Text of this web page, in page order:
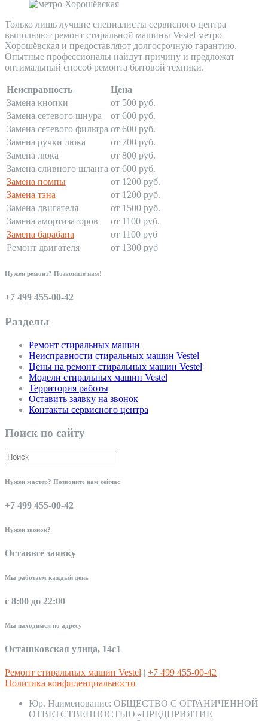
Только лишь лучшие специалисты сервисного центра
выполняют ремонт стиральной машины Vestel метро
Хорошёвская и предоставляют долгосрочную гарантию.
Опытные профессионалы найдут причину и предложат
оптимальный способ ремонта бытовой техники.
Неисправность
Цена
Замена кнопки
от 500 руб.
Замена сетевого шнура
от 600 руб.
Замена сетевого фильтра от 600 руб.
Замена ручки люка
от 700 руб.
Замена люка
от 800 руб.
Замена сливного шланга от 600 руб.
Замена помпы
от 1200 руб.
Замена тэна
от 1200 руб.
Замена двигателя
от 1500 руб.
Замена амортизаторов
от 1100 руб.
Замена барабана
от 1100 руб
Ремонт двигателя
от 1300 руб
Нужен ремонт? Позвоните нам!
+7 499 455-00-42
Разделы
Ремонт стиральных машин
Неисправности стиральных машин Vestel
Цены на ремонт стиральных машин Vestel
Модели стиральных машин Vestel
Территория работы
Оставить заявку на звонок
Контакты сервисного центра
Поиск по сайту
Нужен мастер? Позвоните нам сейчас
+7 499 455-00-42
Нужен звонок?
Оставьте заявку
Мы работаем каждый день
с 8:00 до 22:00
Мы находимся по адресу
Осташковская улица, 14с1
Ремонт стиральных машин Vestel | +7 499 455-00-42 |
Политика конфиденциальности
Юр. Наименование: ОБЩЕСТВО С ОГРАНИЧЕННОЙ
ОТВЕТСТВЕННОСТЬЮ «ПРЕДПРИЯТИЕ